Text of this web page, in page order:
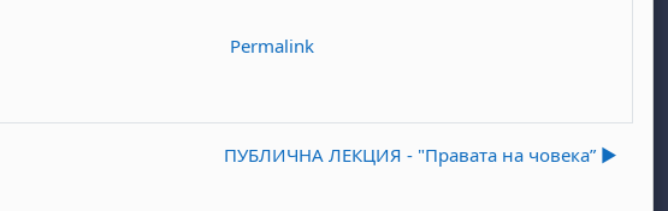
Permalink
ПУБЛИЧНА ЛЕКЦИЯ - "Правата на човека” ▶︎